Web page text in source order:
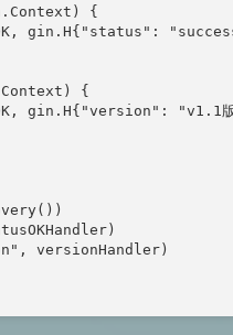
{
{
"v1.1版